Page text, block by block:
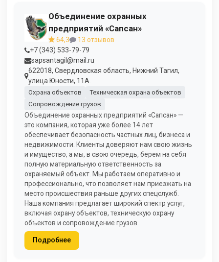
Объединение охранных
предприятий «Сапсан»
64,3
13 отзывов
+7 (343) 533-79-79
sapsantagil@mail.ru
622018, Свердловская область, Нижний Тагил,
улица Юности, 11А.
Охрана объектов
Техническая охрана объектов
Сопровождение грузов
Объединение охранных предприятий «Сапсан» —
это компания, которая уже более 14 лет
обеспечивает безопасность частных лиц, бизнеса и
недвижимости. Клиенты доверяют нам свою жизнь
и имущество, а мы, в свою очередь, берем на себя
полную материальную ответственность за
охраняемый объект. Мы работаем оперативно и
профессионально, что позволяет нам приезжать на
место происшествия раньше других спецслужб.
Наша компания предлагает широкий спектр услуг,
включая охрану объектов, техническую охрану
объектов и сопровождение грузов.
Подробнее